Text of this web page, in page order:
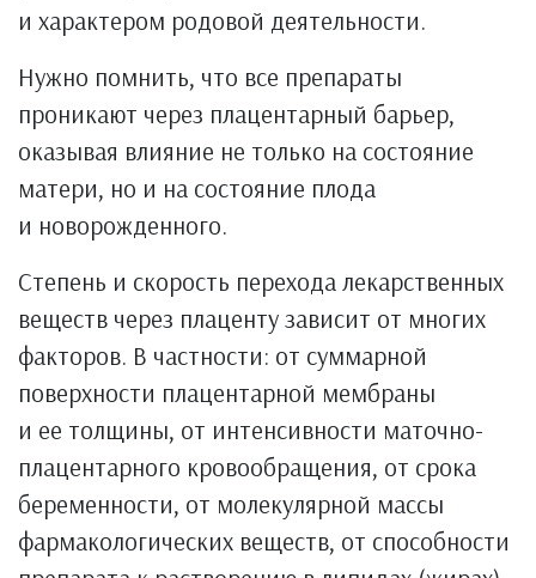
и характером родовой деятельности.
Нужно помнить, что все препараты
проникают через плацентарный барьер,
оказывая влияние не только на состояние
матери, но и на состояние плода
и новорожденного.
Степень и скорость перехода лекарственных
веществ через плаценту зависит от многих
факторов. В частности: от суммарной
поверхности плацентарной мембраны
и ее толщины, от интенсивности маточно-
плацентарного кровообращения, от срока
беременности, от молекулярной массы
фармакологических веществ, от способности